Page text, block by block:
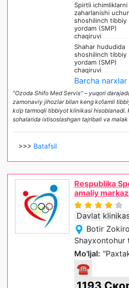
Spirtli ichimliklarni
zaharlanishi
shoshilinch tibbiy
yordam (SMP)
chaqiruvi
Shahar hududida
shoshilinch tibbiy
yordam (SMP)
chaqiruvi
Barcha narxlar
"Ozoda Shifo Med Servis" – yuqori
zamonaviy jihozlar bilan keng ko‘lamli
ko‘p tarmoqli tibbiyot klinikasi
sohalarida ixtisoslashgan tajribali va malak
>>> Batafsil
Respublika
amaliy
Davlat
Botir
Shayxontohur
Mo'ljal:
☎